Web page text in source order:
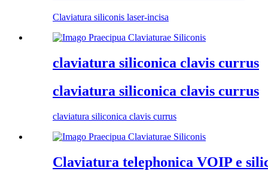
Claviatura siliconis laser-incisa
claviatura siliconica clavis currus
claviatura siliconica clavis currus
claviatura siliconica clavis currus
Claviatura telephonica VOIP e